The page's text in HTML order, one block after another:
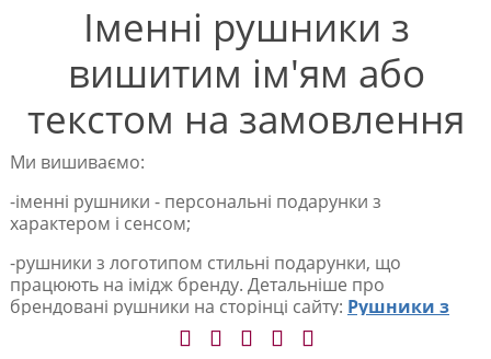
Іменні рушники з
вишитим ім'ям або
текстом на замовлення
Ми вишиваємо:
-іменні рушники - персональні подарунки з
характером і сенсом;
-рушники з логотипом стильні подарунки, що
працюють на імідж бренду. Детальніше про
брендовані рушники на сторінці сайту: Рушники з